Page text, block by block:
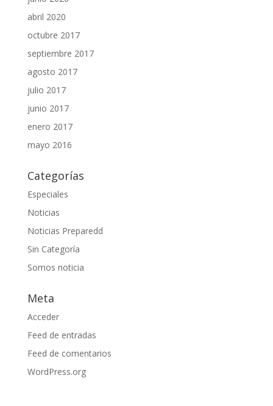
abril 2020
octubre 2017
septiembre 2017
agosto 2017
julio 2017
junio 2017
enero 2017
mayo 2016
Categorías
Especiales
Noticias
Noticias Preparedd
Sin Categoría
Somos noticia
Meta
Acceder
Feed de entradas
Feed de comentarios
WordPress.org